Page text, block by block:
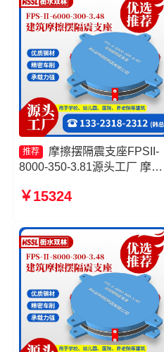
推荐
摩擦摆隔震支座FPSII-
8000-350-3.81源头工厂 摩擦
3.48 摩擦摆隔震支座FPSII-
摆隔震支座FPSII-2000-300-
3.48
￥15324